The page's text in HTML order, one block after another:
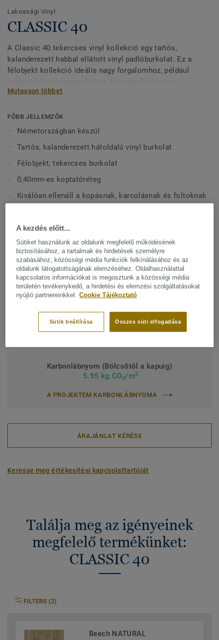
Lakossági Vinyl
CLASSIC 40
A Classic 40 tekercses vinyl kollekció egy tartós,
kalanderezett habbal ellátott vinyl padlóburkolat. Ez a
félobjekt kollekció ideális nagy forgalomhoz, például
felületkezelésünkkel padlója rendkívül ellenálló, könnyen
kínál, miközben otthonos és meghitt hangulatot kölcsönöz
a tereknek, valamint biztosítja a kényelmet és a
tartósságot. A Classic 40 2, 3 és 4 méteres formátumban
kapható, lehetővé téve a zökkenőmentes fektetést.
Mutasson többet
FŐBB JELLEMZŐK
Németországban készül
Tartós, kalanderezett hátoldalú vinyl burkolat
Félobjekt, tekercses burkolat
0,40mm-es koptatóréteg
Kiválóan ellenáll a kopásnak, karcolásnak és foltoknak
15 év garancia
MŰSZAKI ÉS KÖRNYEZETVÉDELMI ELŐÍRÁSOK
Terméktípus:Heterogén PVC padlóburkolat
Lakossági besorolás: 23 Erős
Intézményi besorolás:41 Mérsékelt
Karbonlábnyom (Bölcsőtől a kapuig)
5.95 kg CO2/m2
A PROJEKTEM KARBONLÁBNYOMA
ÁRAJÁNLAT KÉRÉSE
Keresse meg értékesítési kapcsolattartóját
Találja meg az igényeinek
megfelelő termékünket:
CLASSIC 40
FILTERS (2)
Beech NATURAL
A kezdés előtt...
Sütiket használunk az oldalunk megfelelő működésének
biztosításához, a tartalmak és hirdetések személyre
szabásához, közösségi média funkciók felkínálásához és az
oldalunk látogatottságának elemzéséhez. Oldalhasználattal
kapcsolatos információkat is megosztunk a közösségi média
területén tevékenykedő, a hirdetési és elemzési szolgáltatásokat
nyújtó partnereinkkel. Cookie Tájékoztató
Összes süti elfogadása
Sütik beállítása